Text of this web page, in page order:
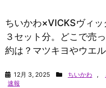
ちいかわ×VICKSヴィ
３セット分。どこで売
約は？マツキヨやウエ
12月 3, 2025 ちいかわ ,
速報